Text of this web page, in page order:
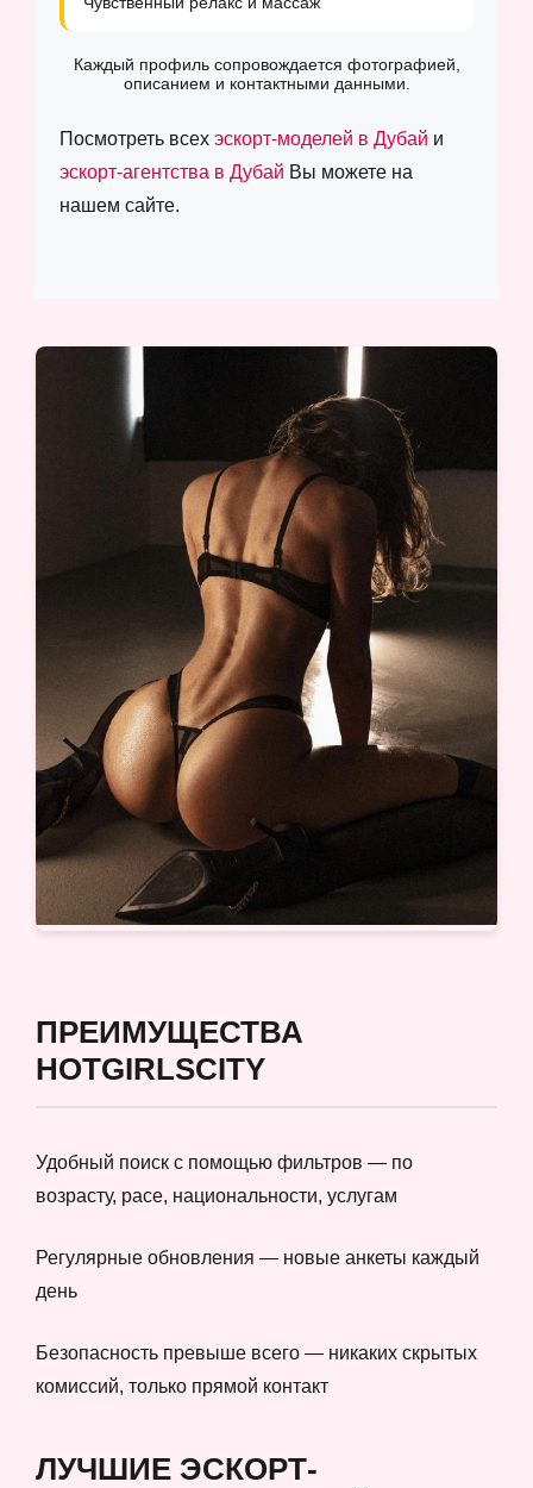
Каждый профиль сопровождается фотографией,
описанием и контактными данными.
Посмотреть всех эскорт-моделей в Дубай и
эскорт-агентства в Дубай Вы можете на
нашем сайте.
ПРЕИМУЩЕСТВА
HOTGIRLSCITY
Удобный поиск с помощью фильтров — по
возрасту, расе, национальности, услугам
Регулярные обновления — новые анкеты каждый
день
Безопасность превыше всего — никаких скрытых
комиссий, только прямой контакт
ЛУЧШИЕ ЭСКОРТ-